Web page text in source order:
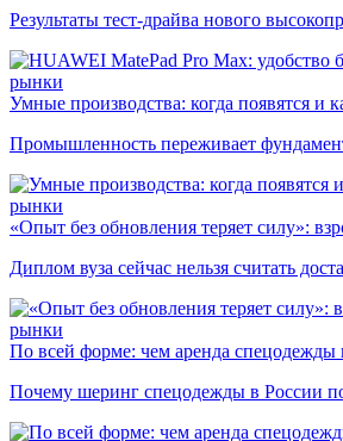
Результаты тест-драйва нового
рынки
Умные производства: когда появятся и
Промышленность переживает
рынки
«Опыт без обновления теряет силу»:
Диплом вуза сейчас нельзя считать
рынки
По всей форме: чем аренда спецодежды
Почему шеринг спецодежды в России